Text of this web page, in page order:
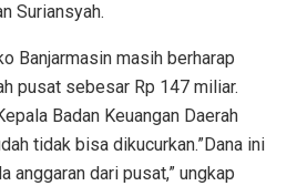
Suriansyah.
Banjarmasin masih berharap
pusat sebesar Rp 147 miliar.
Badan Keuangan Daerah
tidak bisa dikucurkan.”Dana ini
anggaran dari pusat,” ungkap